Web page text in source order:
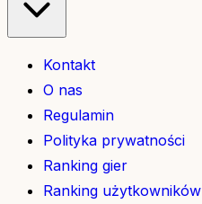
Kontakt
O nas
Regulamin
Polityka prywatności
Ranking gier
Ranking użytkowników